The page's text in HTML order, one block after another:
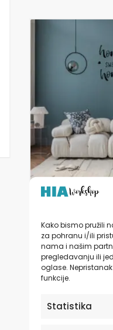
Kako bismo pružili
za pohranu i/ili
nama i našim
pregledavanju ili
oglase.
funkcije.
Statistika
Sweet Home
od19,90€
se
mogu
odabrati
na
stranici
proizvoda